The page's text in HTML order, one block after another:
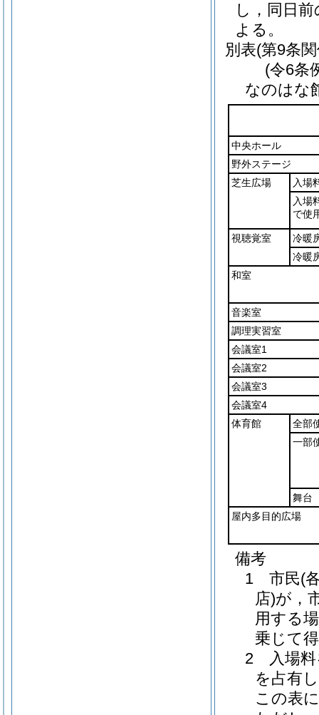
し，同日
よる。
別表(第9条
(令6条
なのはな
中央ホール
野外ステージ
芝生広場
入場
入場
で使
視聴覚室
冷暖
冷暖
和室
音楽室
調理実習室
会議室1
会議室2
会議室3
会議室4
体育館
全部
一部
舞台
屋内多目的広場
備考
1 市民(各
店)が，
用する
乗じて
2 入場料
を占有
この表